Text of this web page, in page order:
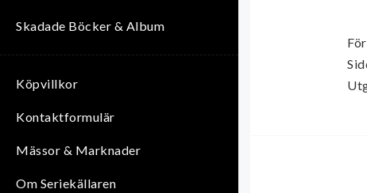
Skadade Böcker & Album
Köpvillkor
Kontaktformulär
Mässor & Marknader
Om Seriekällaren